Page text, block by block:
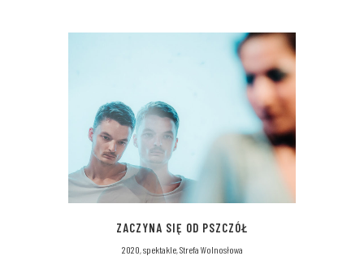
ZACZYNA SIĘ OD PSZCZÓŁ
2020, spektakle, Strefa Wolnosłowa